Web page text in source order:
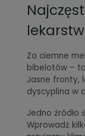
Za ciemne
bibelotów –
Jasne fronty,
dyscyplina w
Jedno źródło
Wprowadź